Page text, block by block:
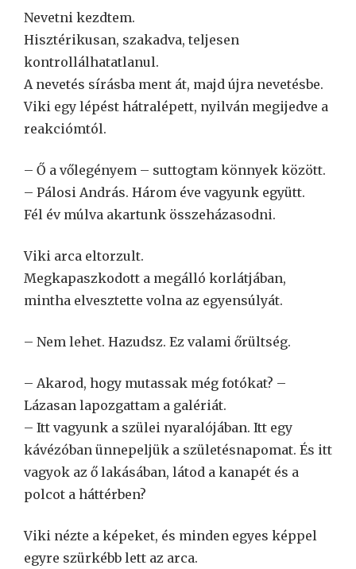
Nevetni kezdtem.
Hisztérikusan, szakadva, teljesen
kontrollálhatatlanul.
A nevetés sírásba ment át, majd újra nevetésbe.
Viki egy lépést hátralépett, nyilván megijedve a
reakciómtól.
– Ő a vőlegényem – suttogtam könnyek között.
– Pálosi András. Három éve vagyunk együtt.
Fél év múlva akartunk összeházasodni.
Viki arca eltorzult.
Megkapaszkodott a megálló korlátjában,
mintha elvesztette volna az egyensúlyát.
– Nem lehet. Hazudsz. Ez valami őrültség.
– Akarod, hogy mutassak még fotókat? –
Lázasan lapozgattam a galériát.
– Itt vagyunk a szülei nyaralójában. Itt egy
kávézóban ünnepeljük a születésnapomat. És itt
vagyok az ő lakásában, látod a kanapét és a
polcot a háttérben?
Viki nézte a képeket, és minden egyes képpel
egyre szürkébb lett az arca.